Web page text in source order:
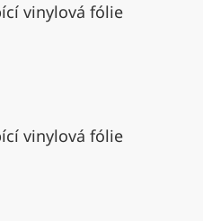
vinylová fólie
vinylová fólie